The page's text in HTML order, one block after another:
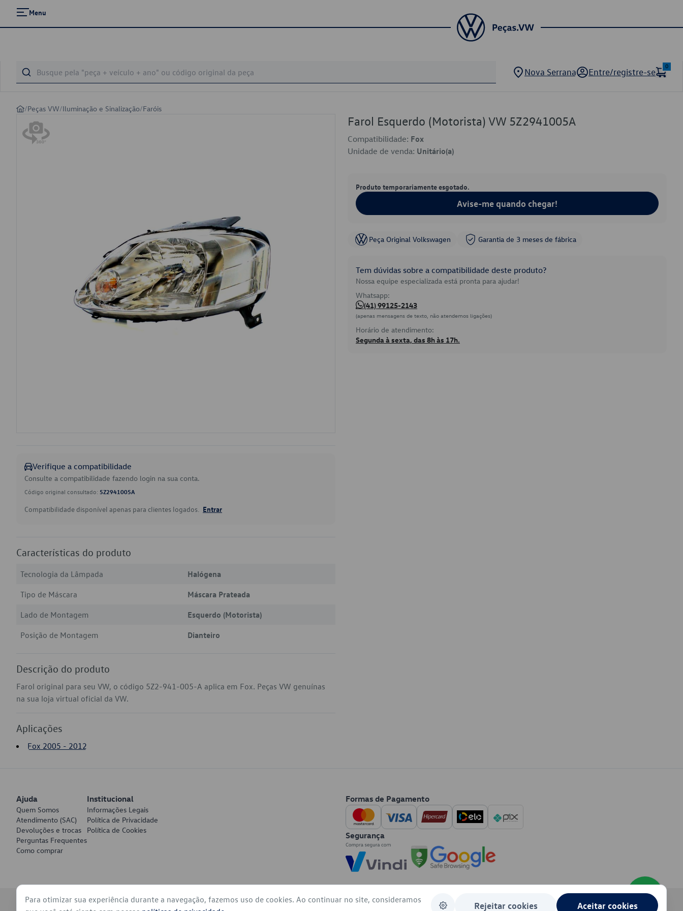
Menu
Nova Serrana Entre/registre-se
0
/Peças VW/Iluminação e Sinalização/Faróis
Verifique a compatibilidade
Consulte a compatibilidade fazendo login na sua conta.
Código original consultado: 5Z2941005A
Compatibilidade disponível apenas para clientes logados. Entrar
Características do produto
Tecnologia da Lâmpada
Halógena
Tipo de Máscara
Máscara Prateada
Lado de Montagem
Esquerdo (Motorista)
Posição de Montagem
Dianteiro
Descrição do produto
Farol original para seu VW, o código 5Z2-941-005-A aplica em Fox. Peças VW genuínas
na sua loja virtual oficial da VW.
Aplicações
Fox 2005 - 2012
Farol Esquerdo (Motorista) VW 5Z2941005A
Compatibilidade: Fox
Unidade de venda: Unitário(a)
Produto temporariamente esgotado.
Avise-me quando chegar!
Peça Original Volkswagen Garantia de 3 meses de fábrica
Tem dúvidas sobre a compatibilidade deste produto?
Nossa equipe especializada está pronta para ajudar!
Whatsapp:
(41) 99125-2143
(apenas mensagens de texto, não atendemos ligações)
Horário de atendimento:
Segunda à sexta, das 8h às 17h.
Ajuda
Quem Somos
Atendimento (SAC)
Devoluções e trocas
Perguntas Frequentes
Como comprar
Institucional
Informações Legais
Política de Privacidade
Política de Cookies
Formas de Pagamento
Segurança
Para otimizar sua experiência durante a navegação, fazemos uso de cookies. Ao continuar no site, consideramos
Rejeitar cookies Aceitar cookies